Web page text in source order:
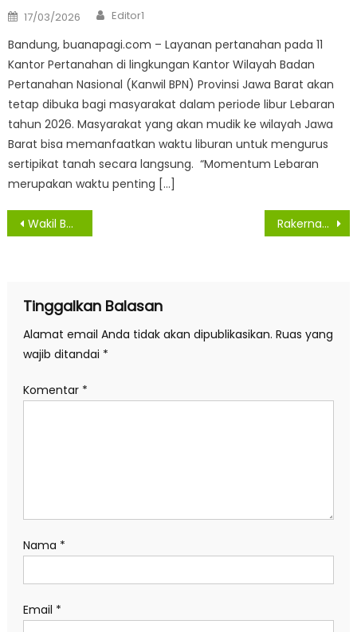
Posted
on
17/03/2026 Author
Editor1
Bandung, buanapagi.com – Layanan pertanahan pada 11
Kantor Pertanahan di lingkungan Kantor Wilayah Badan
Pertanahan Nasional (Kanwil BPN) Provinsi Jawa Barat akan
tetap dibuka bagi masyarakat dalam periode libur Lebaran
tahun 2026. Masyarakat yang akan mudik ke wilayah Jawa
Barat bisa memanfaatkan waktu liburan untuk mengurus
sertipikat tanah secara langsung. “Momentum Lebaran
merupakan waktu penting […]
Navigasi
Wakil Bupati Pimpin Pertemuan Bahas Mekanisme BLTS dengan Perwakilan Kepala Dusun se – Asahan Rakernas REI 2025, Menteri Nusron Ajak Pelaku Industri Perumahan Tidak Lagi Manfaatkan Lahan LP2B
Tinggalkan Balasan
Alamat email Anda tidak akan dipublikasikan. Ruas yang
wajib ditandai *
Komentar *
Nama *
Email *